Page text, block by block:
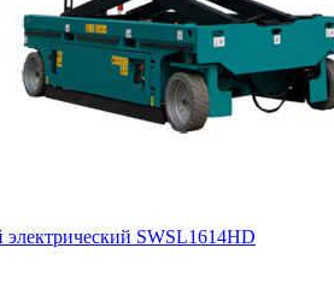
SWSL1614HD